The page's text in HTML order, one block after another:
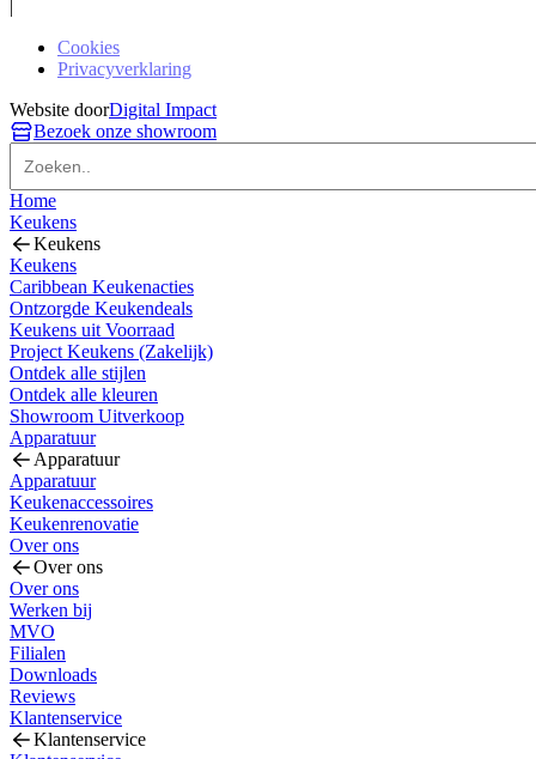
Cookies
Privacyverklaring
Website doorDigital Impact
Bezoek onze showroom
Home
Keukens
Keukens
Keukens
Caribbean Keukenacties
Ontzorgde Keukendeals
Keukens uit Voorraad
Project Keukens (Zakelijk)
Ontdek alle stijlen
Ontdek alle kleuren
Showroom Uitverkoop
Apparatuur
Apparatuur
Apparatuur
Keukenaccessoires
Keukenrenovatie
Over ons
Over ons
Over ons
Werken bij
MVO
Filialen
Downloads
Reviews
Klantenservice
Klantenservice